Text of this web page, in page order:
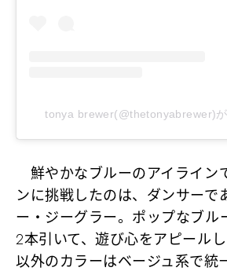
tonya brewer(@thetonyabrewer)
鮮やかなブルーのアイライン
ンに挑戦したのは、ダンサーで
ー・ジーグラー。ポップなブル
2本引いて、遊び心をアピール
以外のカラーはベージュ系で統